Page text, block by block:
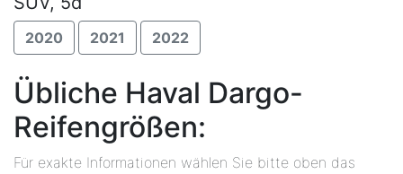
2020 2021 2022
Übliche Haval Dargo-
Reifengrößen:
Für exakte Informationen wählen Sie bitte oben das